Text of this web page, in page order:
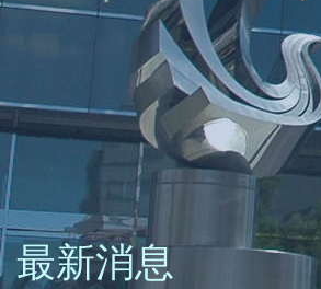
最新消息